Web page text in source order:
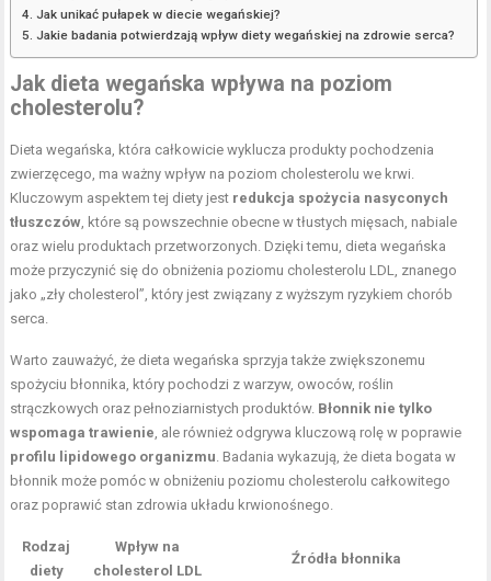
Jak unikać pułapek w diecie wegańskiej?
Jakie badania potwierdzają wpływ diety wegańskiej na zdrowie serca?
Jak dieta wegańska wpływa na poziom
cholesterolu?
Dieta wegańska, która całkowicie wyklucza produkty pochodzenia
zwierzęcego, ma ważny wpływ na poziom cholesterolu we krwi.
Kluczowym aspektem tej diety jest redukcja spożycia nasyconych
tłuszczów, które są powszechnie obecne w tłustych mięsach, nabiale
oraz wielu produktach przetworzonych. Dzięki temu, dieta wegańska
może przyczynić się do obniżenia poziomu cholesterolu LDL, znanego
jako „zły cholesterol”, który jest związany z wyższym ryzykiem chorób
serca.
Warto zauważyć, że dieta wegańska sprzyja także zwiększonemu
spożyciu błonnika, który pochodzi z warzyw, owoców, roślin
strączkowych oraz pełnoziarnistych produktów. Błonnik nie tylko
wspomaga trawienie, ale również odgrywa kluczową rolę w poprawie
profilu lipidowego organizmu. Badania wykazują, że dieta bogata w
błonnik może pomóc w obniżeniu poziomu cholesterolu całkowitego
oraz poprawić stan zdrowia układu krwionośnego.
Rodzaj
diety
Wpływ na
cholesterol LDL
Źródła błonnika